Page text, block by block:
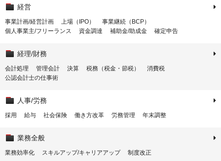
経営
事業計画/経営計画 上場（IPO）
事業継続（BCP）
個人事業主/フリーランス
資金調達 補助金/助成金 確定申告
経理/財務
会計処理 管理会計 決算 税務（税金・節税）
消費税
公認会計士の仕事術
人事/労務
採用 給与 社会保険 働き方改革 労務管理 年末調整
業務全般
業務効率化 スキルアップ/キャリアアップ 制度改正